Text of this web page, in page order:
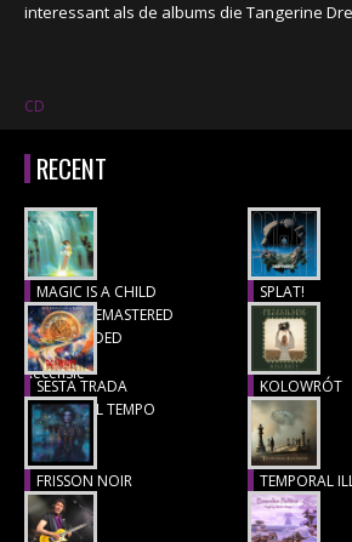
interessant als de albums die Tangerine
CD
RECENT
MAGIC IS A CHILD
(1977), REMASTERED
& EXTENDED
Recensie
SPLAT!
Recensie
SESTA TRADA
LUNGO IL TEMPO
Recensie
KOLOWRÓT
Recensie
FRISSON NOIR
Recensie
TEMPORAL
Recensie